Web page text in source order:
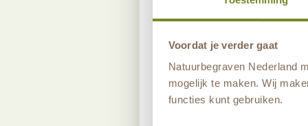
Voordat je verder gaat
Natuurbegraven Nederland
mogelijk te maken. Wij
functies kunt gebruiken.
mogelijk verloopt.
“Het team op
onverwachte